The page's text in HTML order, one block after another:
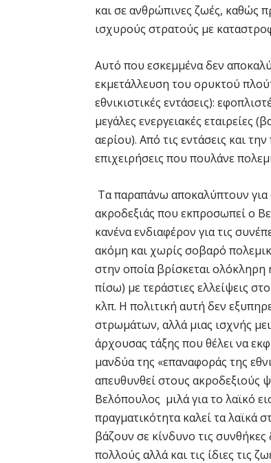
και σε ανθρώπινες ζωές, καθώς
ισχυρούς στρατούς με
Αυτό που εσκεμμένα δεν
εκμετάλλευση του ορυκτού
εθνικιστικές εντάσεις):
μεγάλες ενεργειακές εταιρείες
αερίου). Από τις εντάσεις και
επιχειρήσεις που πουλάνε
Τα παραπάνω αποκαλύπτουν για
ακροδεξιάς που εκπροσωπεί ο
κανένα ενδιαφέρον για τις
ακόμη και χωρίς σοβαρό
στην οποία βρίσκεται
πίσω) με τεράστιες ελλείψεις
κλπ. Η πολιτική αυτή δεν
στρωμάτων, αλλά μιας ισχνής
άρχουσας τάξης που θέλει να
μανδύα της «επαναφοράς της
απευθυνθεί στους ακροδεξιούς
Βελόπουλος μιλά για το λαϊκό
πραγματικότητα καλεί τα λαϊκά
βάζουν σε κίνδυνο τις
πολλούς αλλά και τις ίδιες τις